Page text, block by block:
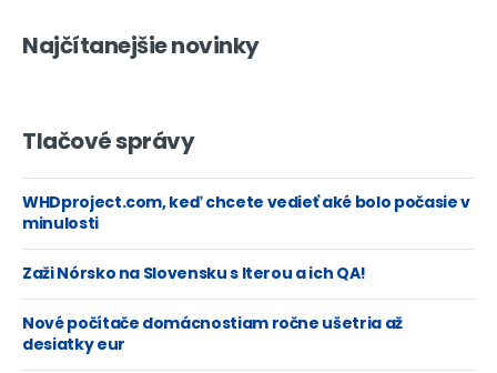
Najčítanejšie novinky
Tlačové správy
WHDproject.com, keď chcete vedieť aké bolo počasie v
minulosti
Zaži Nórsko na Slovensku s Iterou a ich QA!
Nové počítače domácnostiam ročne ušetria až
desiatky eur